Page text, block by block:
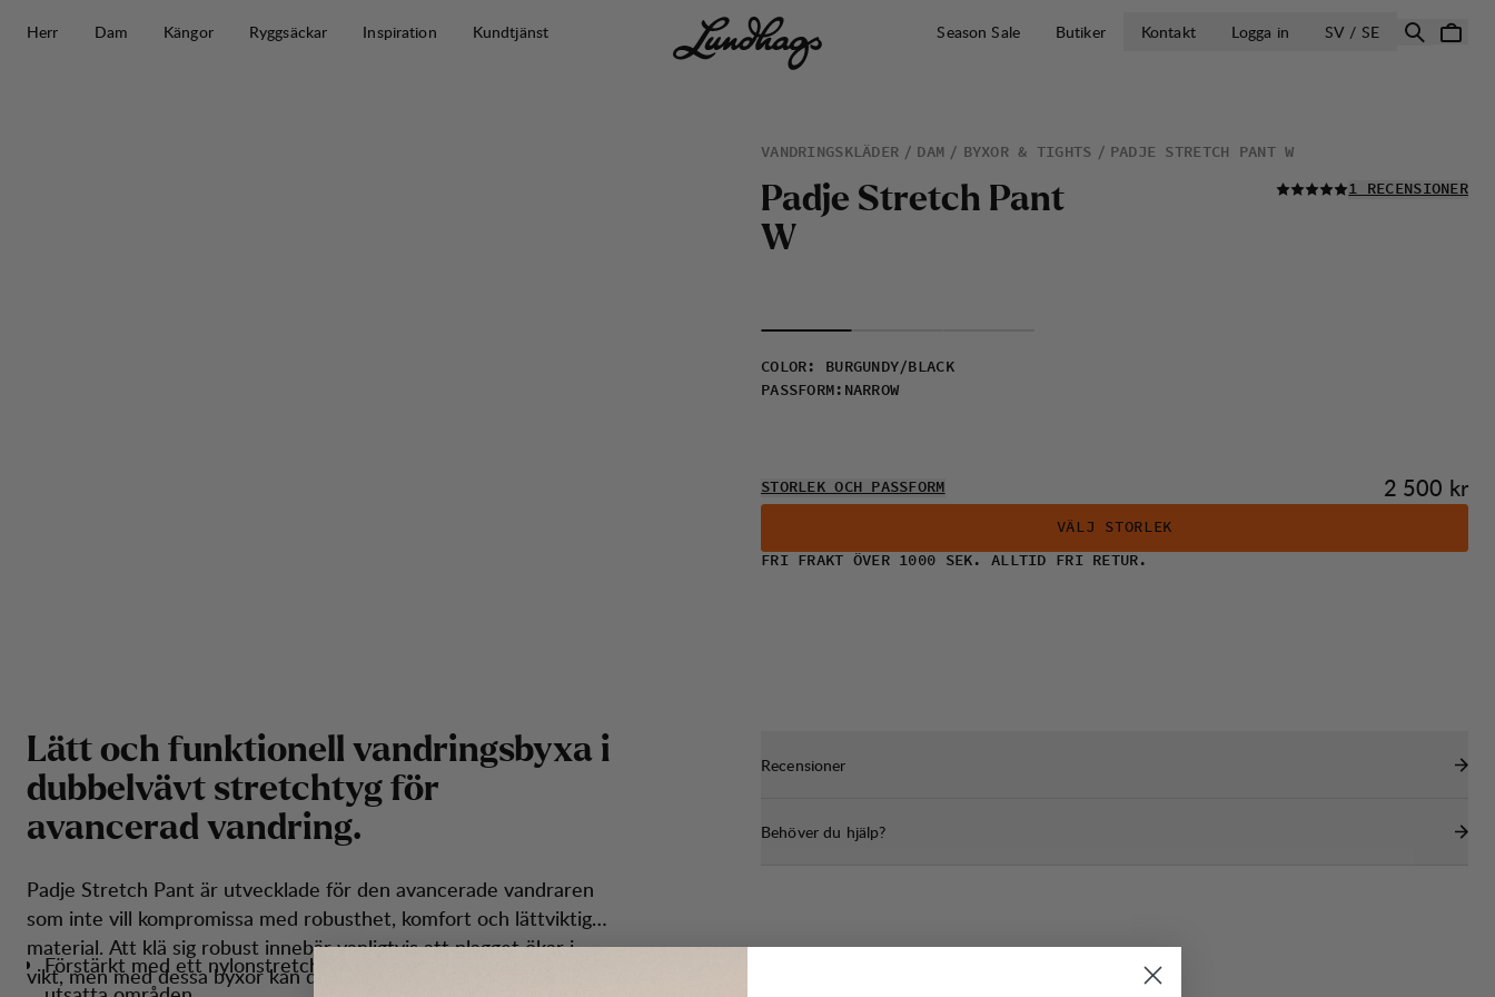
Herr
Dam Kängor Ryggsäckar Inspiration Kundtjänst Season Sale Butiker Kontakt Logga in SV / SEÖPPNA VÄLJ
VANDRINGSKLÄDER DAM BYXOR & TIGHTS PADJE STRETCH PANT W
Padje Stretch Pant
W
LÄS ALLA
1 RECENSIONER
COLOR :
BURGUNDY/BLACK
PASSFORM : NARROW
STORLEK OCH PASSFORM Pris:
2 500 kr
VÄLJ STORLEK
FRI FRAKT ÖVER 1000 SEK. ALLTID FRI RETUR.
Lätt och funktionell vandringsbyxa i
dubbelvävt stretchtyg för
avancerad vandring.
Padje Stretch Pant är utvecklade för den avancerade vandraren
som inte vill kompromissa med robusthet, komfort och lättviktiga
material. Att klä sig robust innebär vanligtvis att plagget ökar i
vikt, men med dessa byxor kan du känna dig säker på att du är
Förstärkt med ett nylonstretchtyg för överlägsen slitstyrka på
Recensioner
Behöver du hjälp?